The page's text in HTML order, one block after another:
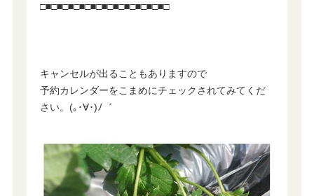
□■□■□■□■□■□■□■□■□■□■□■□
キャンセルが出ることもありますので
予約カレンダーをこまめにチェックされてみてくだ
さい。(｡･∀･)ﾉ゛